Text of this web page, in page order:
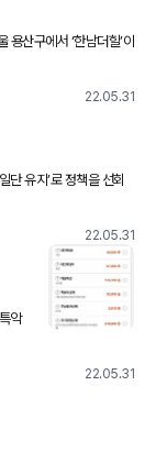
게 뛴 것으로 올해 서
22.05.31
단 유지’로 정책을 선회
는 업계의 호소에 환경
22.05.31
악
22.05.31